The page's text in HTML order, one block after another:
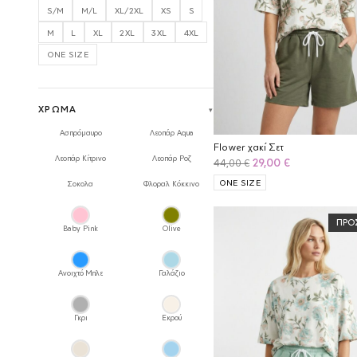
S/M M/L XL/2XL XS S
M L XL 2XL 3XL 4XL
ONE SIZE
ΧΡΏΜΑ
Ασπρόμαυρο Λεοπάρ Aqua
Λεοπάρ Κίτρινο Λεοπάρ Ροζ
Σοκολα Φλοραλ Κόκκινο
Baby Pink Olive
Ανοιχτό Μπλε Γαλάζιο
Γκρι Εκρού
Flower χακί Σετ
44,00€ Original
price
was:
44,00 €.
29,00 €Η
29,00 €.
ONE SIZE